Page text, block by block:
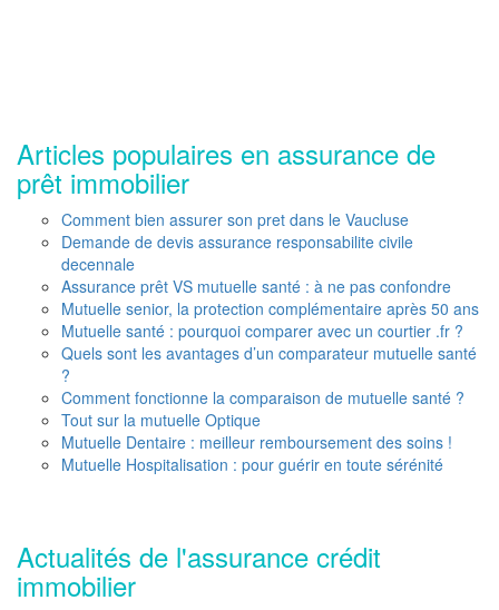
Articles populaires en assurance de
prêt immobilier
Comment bien assurer son pret dans le Vaucluse
Demande de devis assurance responsabilite civile
decennale
Assurance prêt VS mutuelle santé : à ne pas confondre
Mutuelle senior, la protection complémentaire après 50 ans
Mutuelle santé : pourquoi comparer avec un courtier .fr ?
Quels sont les avantages d’un comparateur mutuelle santé
?
Comment fonctionne la comparaison de mutuelle santé ?
Tout sur la mutuelle Optique
Mutuelle Dentaire : meilleur remboursement des soins !
Mutuelle Hospitalisation : pour guérir en toute sérénité
Actualités de l'assurance crédit
immobilier